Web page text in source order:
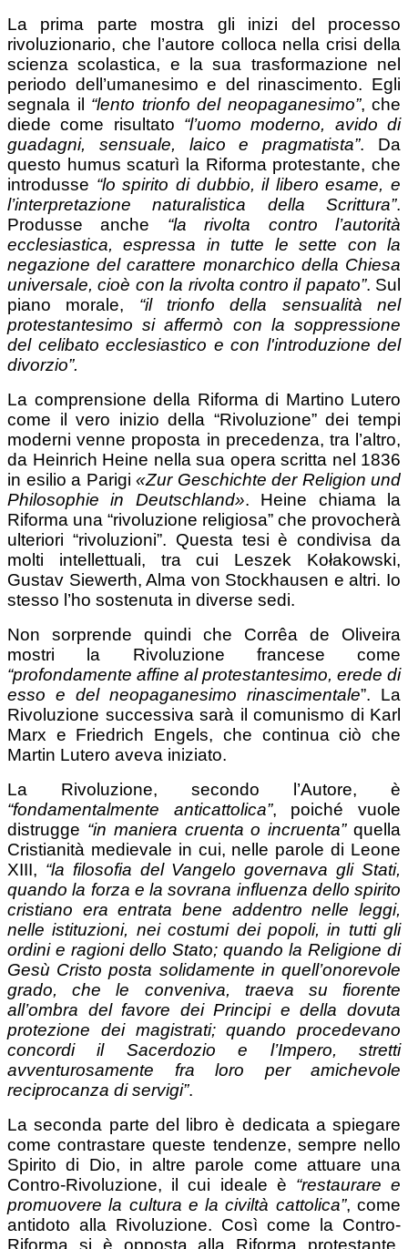
La prima parte mostra gli inizi del processo
rivoluzionario, che l’autore colloca nella crisi della
scienza scolastica, e la sua trasformazione nel
periodo dell’umanesimo e del rinascimento. Egli
segnala il “lento trionfo del neopaganesimo”, che
diede come risultato “l’uomo moderno, avido di
guadagni, sensuale, laico e pragmatista”. Da
questo humus scaturì la Riforma protestante, che
introdusse “lo spirito di dubbio, il libero esame, e
l’interpretazione naturalistica della Scrittura”.
Produsse anche “la rivolta contro l’autorità
ecclesiastica, espressa in tutte le sette con la
negazione del carattere monarchico della Chiesa
universale, cioè con la rivolta contro il papato”. Sul
piano morale, “il trionfo della sensualità nel
protestantesimo si affermò con la soppressione
del celibato ecclesiastico e con l'introduzione del
divorzio”.
La comprensione della Riforma di Martino Lutero
come il vero inizio della “Rivoluzione” dei tempi
moderni venne proposta in precedenza, tra l’altro,
da Heinrich Heine nella sua opera scritta nel 1836
in esilio a Parigi «Zur Geschichte der Religion und
Philosophie in Deutschland». Heine chiama la
Riforma una “rivoluzione religiosa” che provocherà
ulteriori “rivoluzioni”. Questa tesi è condivisa da
molti intellettuali, tra cui Leszek Kołakowski,
Gustav Siewerth, Alma von Stockhausen e altri. Io
stesso l’ho sostenuta in diverse sedi.
Non sorprende quindi che Corrêa de Oliveira
mostri la Rivoluzione francese come
“profondamente affine al protestantesimo, erede di
esso e del neopaganesimo rinascimentale”. La
Rivoluzione successiva sarà il comunismo di Karl
Marx e Friedrich Engels, che continua ciò che
Martin Lutero aveva iniziato.
La Rivoluzione, secondo l’Autore, è
“fondamentalmente anticattolica”, poiché vuole
distrugge “in maniera cruenta o incruenta”quella
Cristianità medievale in cui, nelle parole di Leone
XIII, “la filosofia del Vangelo governava gli Stati,
quando la forza e la sovrana influenza dello spirito
cristiano era entrata bene addentro nelle leggi,
nelle istituzioni, nei costumi dei popoli, in tutti gli
ordini e ragioni dello Stato; quando la Religione di
Gesù Cristo posta solidamente in quell’onorevole
grado, che le conveniva, traeva su fiorente
all’ombra del favore dei Principi e della dovuta
protezione dei magistrati; quando procedevano
concordi il Sacerdozio e l’Impero, stretti
avventurosamente fra loro per amichevole
reciprocanza di servigi”.
La seconda parte del libro è dedicata a spiegare
come contrastare queste tendenze, sempre nello
Spirito di Dio, in altre parole come attuare una
Contro-Rivoluzione, il cui ideale è “restaurare e
promuovere la cultura e la civiltà cattolica”, come
antidoto alla Rivoluzione. Così come la Contro-
Riforma si è opposta alla Riforma protestante,